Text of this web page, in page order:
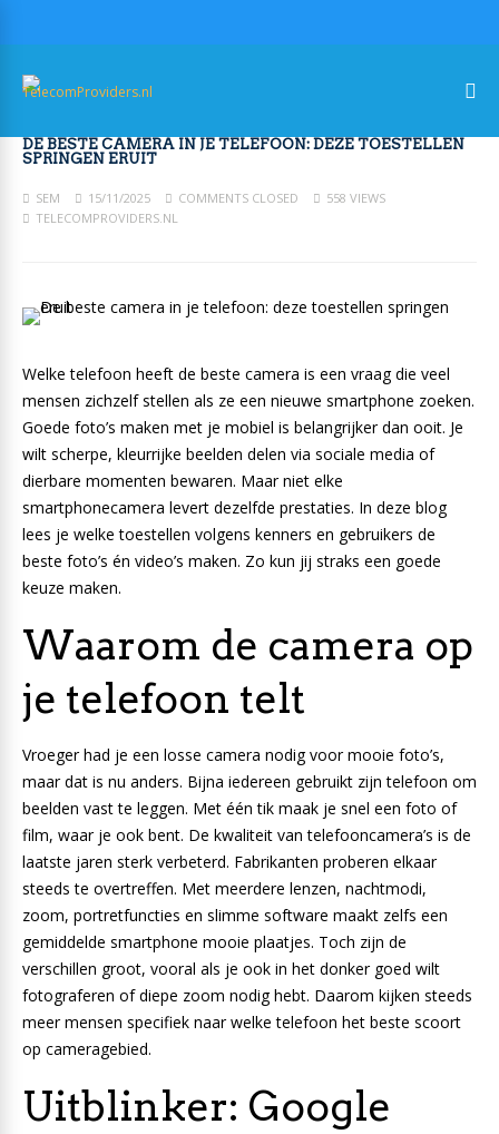
DE BESTE CAMERA IN JE TELEFOON: DEZE TOESTELLEN
SPRINGEN ERUIT
SEM 15/11/2025 COMMENTS CLOSED
558 VIEWS
TELECOMPROVIDERS.NL
Welke telefoon heeft de beste camera is een vraag die veel
mensen zichzelf stellen als ze een nieuwe smartphone zoeken.
Goede foto’s maken met je mobiel is belangrijker dan ooit. Je
wilt scherpe, kleurrijke beelden delen via sociale media of
dierbare momenten bewaren. Maar niet elke
smartphonecamera levert dezelfde prestaties. In deze blog
lees je welke toestellen volgens kenners en gebruikers de
beste foto’s én video’s maken. Zo kun jij straks een goede
keuze maken.
Waarom de camera op
je telefoon telt
Vroeger had je een losse camera nodig voor mooie foto’s,
maar dat is nu anders. Bijna iedereen gebruikt zijn telefoon om
beelden vast te leggen. Met één tik maak je snel een foto of
film, waar je ook bent. De kwaliteit van telefooncamera’s is de
laatste jaren sterk verbeterd. Fabrikanten proberen elkaar
steeds te overtreffen. Met meerdere lenzen, nachtmodi,
zoom, portretfuncties en slimme software maakt zelfs een
gemiddelde smartphone mooie plaatjes. Toch zijn de
verschillen groot, vooral als je ook in het donker goed wilt
fotograferen of diepe zoom nodig hebt. Daarom kijken steeds
meer mensen specifiek naar welke telefoon het beste scoort
op cameragebied.
Uitblinker: Google